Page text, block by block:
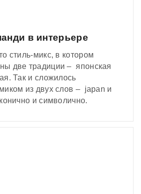
в интерьере
стиль-микс, в котором
две традиции – японская
Так и сложилось
из двух слов – japan и
и символично.